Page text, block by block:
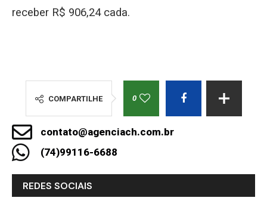
receber R$ 906,24 cada.
COMPARTILHE 0
contato@agenciach.com.br
(74)99116-6688
REDES SOCIAIS